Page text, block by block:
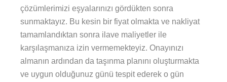
çözümlerimizi eşyalarınızı gördükten sonra
sunmaktayız. Bu kesin bir fiyat olmakta ve nakliyat
tamamlandıktan sonra ilave maliyetler ile
karşılaşmanıza izin vermemekteyiz. Onayınızı
almanın ardından da taşınma planını oluşturmakta
ve uygun olduğunuz günü tespit ederek o gün